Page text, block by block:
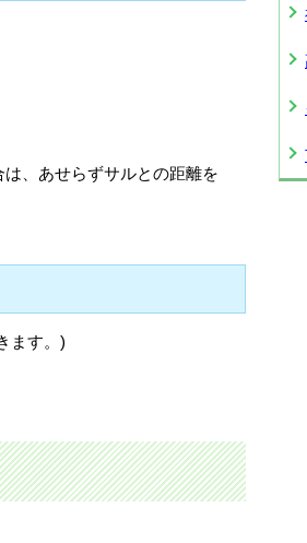
、あせらずサルとの距離を
ます。)